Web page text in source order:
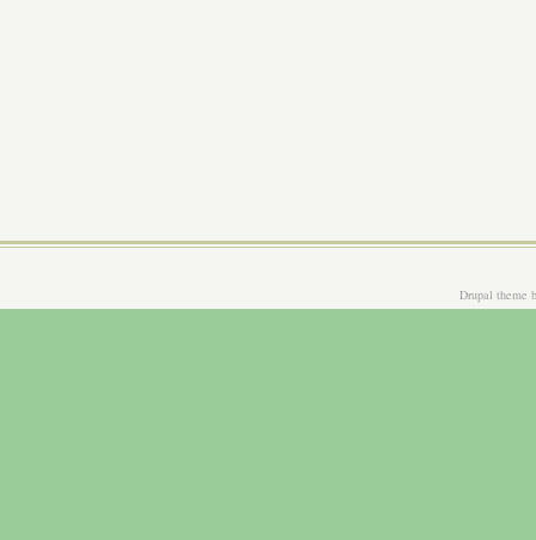
Drupal theme